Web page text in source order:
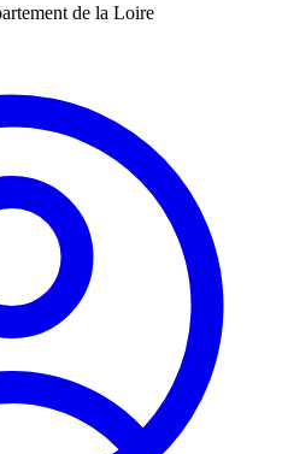
de la Loire